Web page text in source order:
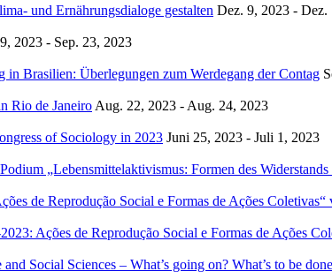
und Ernährungsdialoge gestalten Dez. 9, 2023 - Dez.
2023 - Sep. 23, 2023
in Brasilien: Überlegungen zum Werdegang der Contag
Rio de Janeiro Aug. 22, 2023 - Aug. 24, 2023
of Sociology in 2023 Juni 25, 2023 - Juli 1, 2023
„Lebensmittelaktivismus: Formen des
de Reprodução Social e Formas de Ações
Ações de Reprodução Social e Formas de Ações
Social Sciences – What’s going on? What’s to be